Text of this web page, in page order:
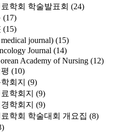
학회 학술발표회 (24)
(17)
(15)
journal) (15)
Journal (14)
Academy of Nursing (12)
(10)
회지 (9)
학회지 (9)
학회지 (9)
학회 학술대회 개요집 (8)